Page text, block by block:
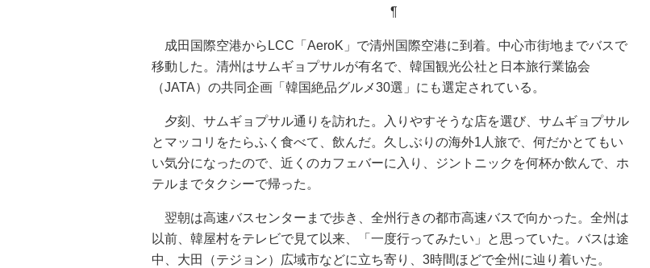
¶
成田国際空港からLCC「AeroK」で清州国際空港に到着。中心市街地までバスで
移動した。清州はサムギョプサルが有名で、韓国観光公社と日本旅行業協会
（JATA）の共同企画「韓国絶品グルメ30選」にも選定されている。
夕刻、サムギョプサル通りを訪れた。入りやすそうな店を選び、サムギョプサル
とマッコリをたらふく食べて、飲んだ。久しぶりの海外1人旅で、何だかとてもい
い気分になったので、近くのカフェバーに入り、ジントニックを何杯か飲んで、ホ
テルまでタクシーで帰った。
翌朝は高速バスセンターまで歩き、全州行きの都市高速バスで向かった。全州は
以前、韓屋村をテレビで見て以来、「一度行ってみたい」と思っていた。バスは途
中、大田（テジョン）広域市などに立ち寄り、3時間ほどで全州に辿り着いた。